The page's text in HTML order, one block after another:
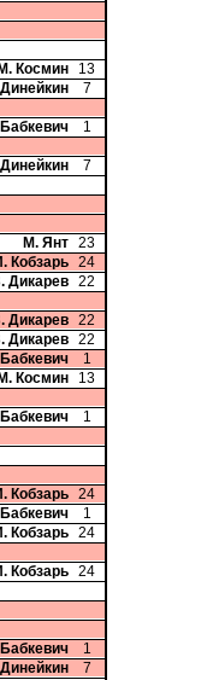
М. Космин
13
7
1
7
М. Янт 23
Кобзарь 24
Дикарев 22
Дикарев 22
Дикарев 22
1
М. Космин
13
1
Кобзарь 24
1
Кобзарь 24
Кобзарь 24
1
7